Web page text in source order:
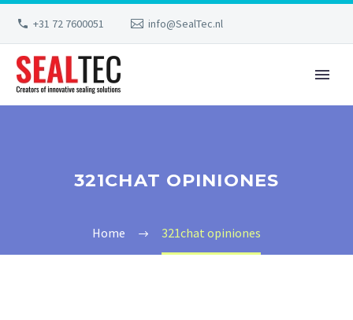
+31 72 7600051 info@SealTec.nl
321CHAT OPINIONES
Home 321chat opiniones